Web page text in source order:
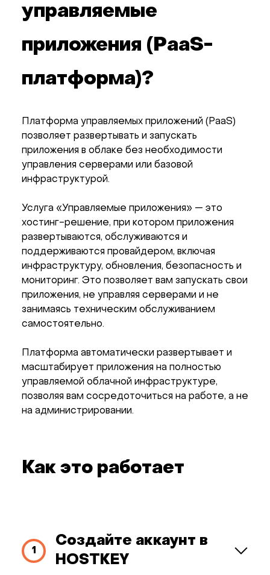
управляемые
приложения (PaaS-
платформа)?
Платформа управляемых приложений (PaaS)
позволяет развертывать и запускать
приложения в облаке без необходимости
управления серверами или базовой
инфраструктурой.
Услуга «Управляемые приложения» — это
хостинг-решение, при котором приложения
развертываются, обслуживаются и
поддерживаются провайдером, включая
инфраструктуру, обновления, безопасность и
мониторинг. Это позволяет вам запускать свои
приложения, не управляя серверами и не
занимаясь техническим обслуживанием
самостоятельно.
Платформа автоматически развертывает и
масштабирует приложения на полностью
управляемой облачной инфраструктуре,
позволяя вам сосредоточиться на работе, а не
на администрировании.
Как это работает
Создайте аккаунт в
HOSTKEY